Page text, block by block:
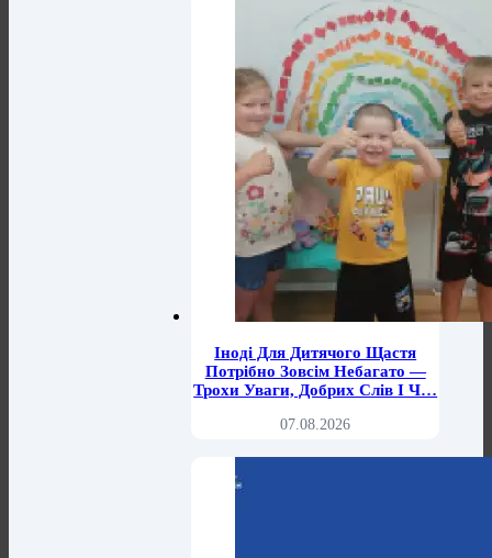
Іноді Для Дитячого Щастя
Потрібно Зовсім Небагато —
Трохи Уваги, Добрих Слів І Ч…
07.08.2026